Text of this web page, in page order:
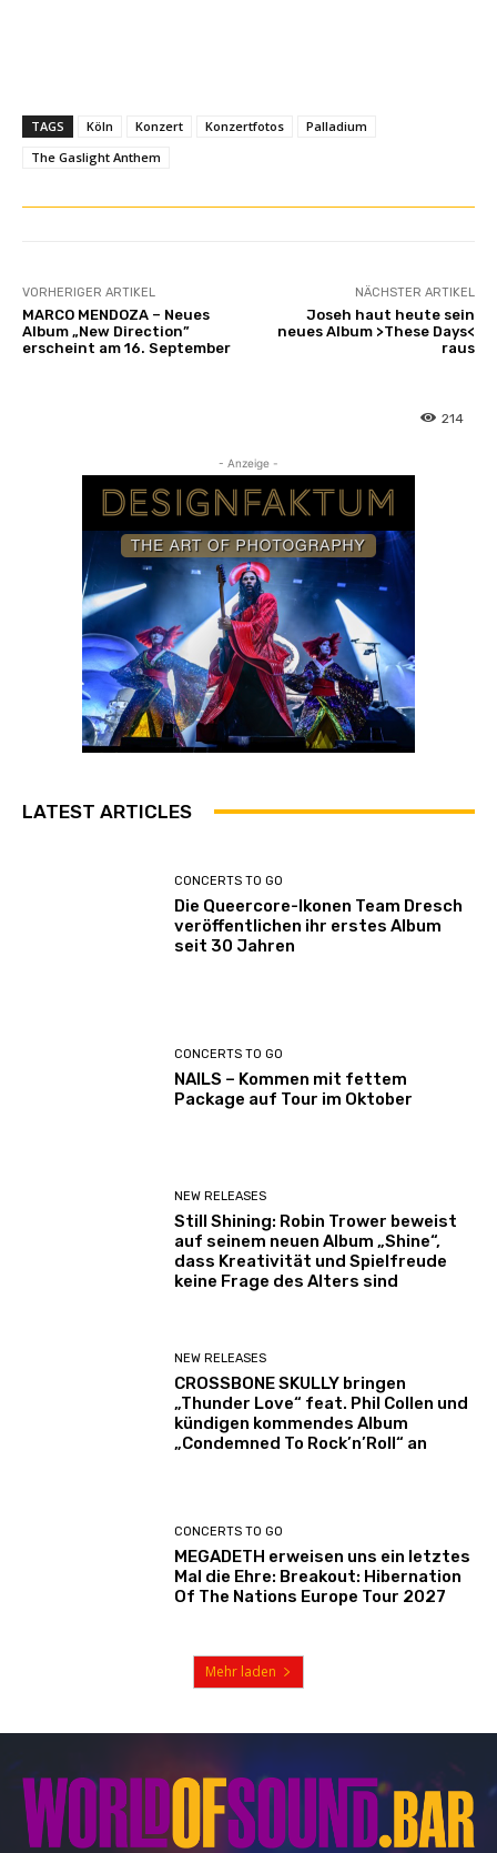
TAGS Köln Konzert Konzertfotos
Palladium
The Gaslight Anthem
VORHERIGER ARTIKEL
MARCO MENDOZA – Neues
Album „New Direction”
erscheint am 16. September
NÄCHSTER ARTIKEL
Joseh haut heute sein
neues Album >These Days<
raus
214
- Anzeige -
LATEST ARTICLES
CONCERTS TO GO
Die Queercore-Ikonen Team Dresch
veröffentlichen ihr erstes Album
seit 30 Jahren
CONCERTS TO GO
NAILS – Kommen mit fettem
Package auf Tour im Oktober
NEW RELEASES
Still Shining: Robin Trower beweist
auf seinem neuen Album „Shine“,
dass Kreativität und Spielfreude
keine Frage des Alters sind
NEW RELEASES
CROSSBONE SKULLY bringen
„Thunder Love“ feat. Phil Collen und
kündigen kommendes Album
„Condemned To Rock’n’Roll“ an
CONCERTS TO GO
MEGADETH erweisen uns ein letztes
Mal die Ehre: Breakout: Hibernation
Of The Nations Europe Tour 2027
Mehr laden